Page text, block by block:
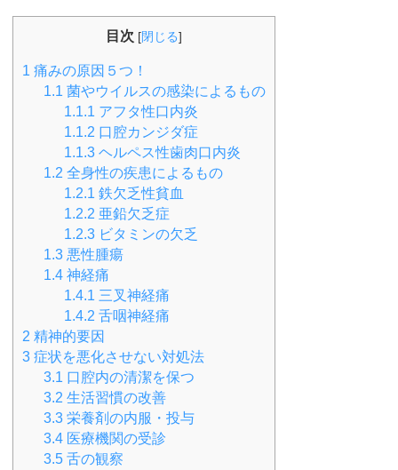
目次 [閉じる]
1 痛みの原因５つ！
1.1 菌やウイルスの感染によるもの
1.1.1 アフタ性口内炎
1.1.2 口腔カンジダ症
1.1.3 ヘルペス性歯肉口内炎
1.2 全身性の疾患によるもの
1.2.1 鉄欠乏性貧血
1.2.2 亜鉛欠乏症
1.2.3 ビタミンの欠乏
1.3悪性腫瘍
1.4神経痛
1.4.1 三叉神経痛
1.4.2 舌咽神経痛
2 精神的要因
3 症状を悪化させない対処法
3.1 口腔内の清潔を保つ
3.2 生活習慣の改善
3.3栄養剤の内服・投与
3.4医療機関の受診
3.5舌の観察